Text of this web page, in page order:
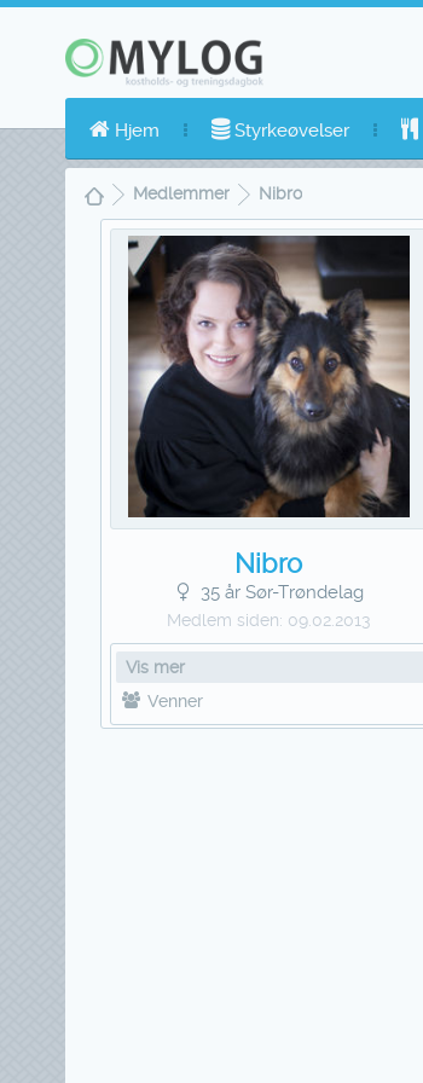
Hjem Styrkeøvelser
Medlemmer Nibro
Nibro
35 år Sør-Trøndelag
Medlem siden: 09.02.2013
Vis mer
Venner